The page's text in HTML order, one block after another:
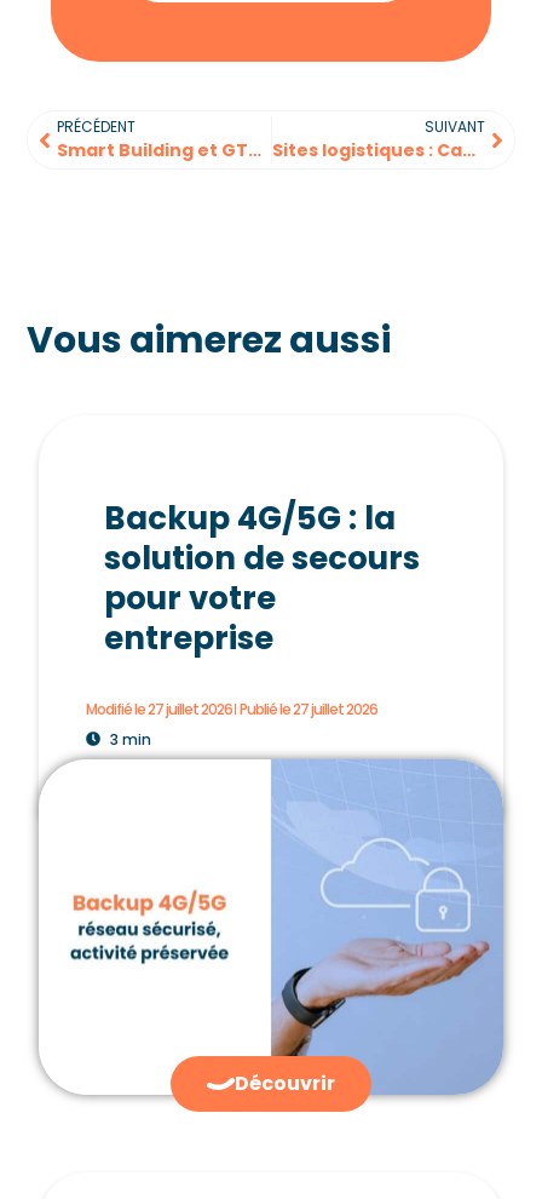
PRÉCÉDENT
Smart Building et GTB : quelle connectivité ?
SUIVANT
Sites logistiques : Cap sur la 4G/5G
Backup 4G/5G : la
solution de secours
pour votre
entreprise
Modifié le 27 juillet 2026 Publié le27 juillet 2026
3 min
Découvrir
Vous aimerez aussi